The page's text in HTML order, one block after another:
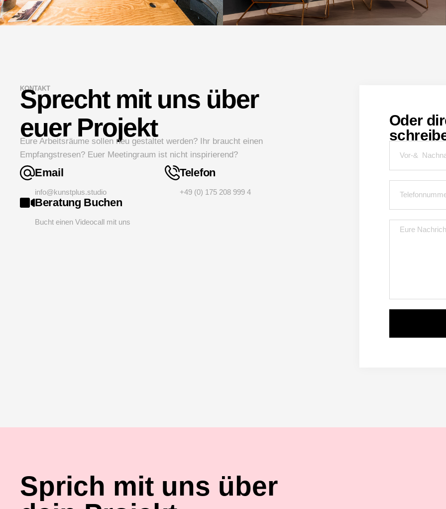
KONTAKT
Sprecht mit uns über
euer Projekt
Eure Arbeitsräume sollen neu gestaltet werden? Ihr braucht einen
Empfangstresen? Euer Meetingraum ist nicht inspirierend?
Email
info@kunstplus.studio
Telefon
+49 (0) 175 208 999 4
Beratung Buchen
Bucht einen Videocall mit uns
Oder
Sprich mit uns über